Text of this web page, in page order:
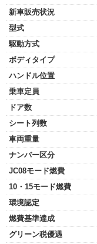
新車販売状況
型式
駆動方式
ボディタイプ
ハンドル位置
乗車定員
ドア数
シート列数
車両重量
ナンバー区分
JC08モード燃費
10・15モード燃費
環境認定
燃費基準達成
グリーン税優遇